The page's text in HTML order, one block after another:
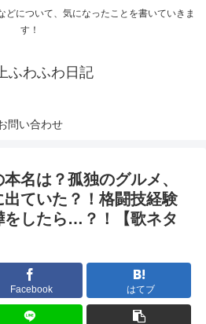
どについて、気になったことを書いていきま
す！
ふわふわ日記
問い合わせ
名は？孤独のグルメ、
ていた？！格闘技経験
をしたら…？！【歌ネタ
Facebook はてブ